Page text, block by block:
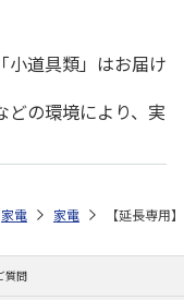
小道具類」はお届け
どの環境により、実
家電 家電 【延長専
質問